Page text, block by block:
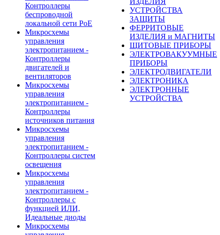
Контроллеры
беспроводной
локальной сети PoE
Микросхемы
управления
электропитанием -
Контроллеры
двигателей и
вентиляторов
Микросхемы
управления
электропитанием -
Контроллеры
источников питания
Микросхемы
управления
электропитанием -
Контроллеры систем
освещения
Микросхемы
управления
электропитанием -
Контроллеры с
функцией ИЛИ,
Идеальные диоды
Микросхемы
УСТРОЙСТВА
ЗАЩИТЫ
ФЕРРИТОВЫЕ
ИЗДЕЛИЯ и МАГНИТЫ
ЩИТОВЫЕ ПРИБОРЫ
ЭЛЕКТРОВАКУУМНЫЕ
ПРИБОРЫ
ЭЛЕКТРОДВИГАТЕЛИ
ЭЛЕКТРОНИКА
ЭЛЕКТРОННЫЕ
УСТРОЙСТВА